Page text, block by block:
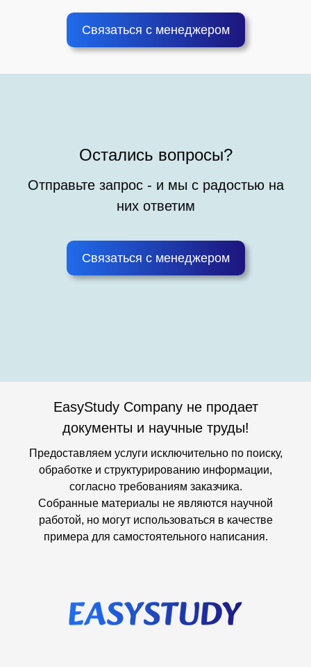
Связаться с менеджером
Остались вопросы?
Отправьте запрос - и мы с радостью на
них ответим
Связаться с менеджером
EasyStudy Company не продает
документы и научные труды!
Предоставляем услуги исключительно по поиску,
обработке и структурированию информации,
согласно требованиям заказчика.
Собранные материалы не являются научной
работой, но могут использоваться в качестве
примера для самостоятельного написания.